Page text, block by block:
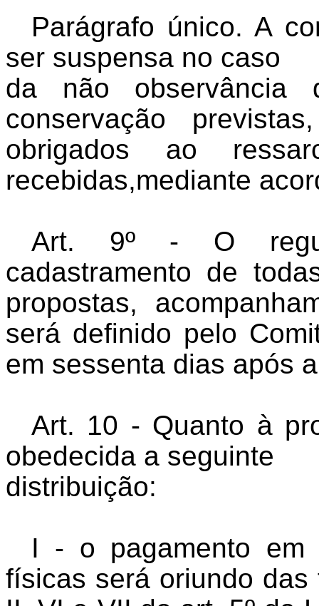
Parágrafo único. A
ser suspensa no caso
da não
conservação
obrigados ao
recebidas,mediante
Art. 9º - O
cadastramento de
propostas,
será definido pelo
em sessenta dias após
Art. 10 - Quanto à
obedecida a seguinte
distribuição:
I - o pagamento em
físicas será oriundo